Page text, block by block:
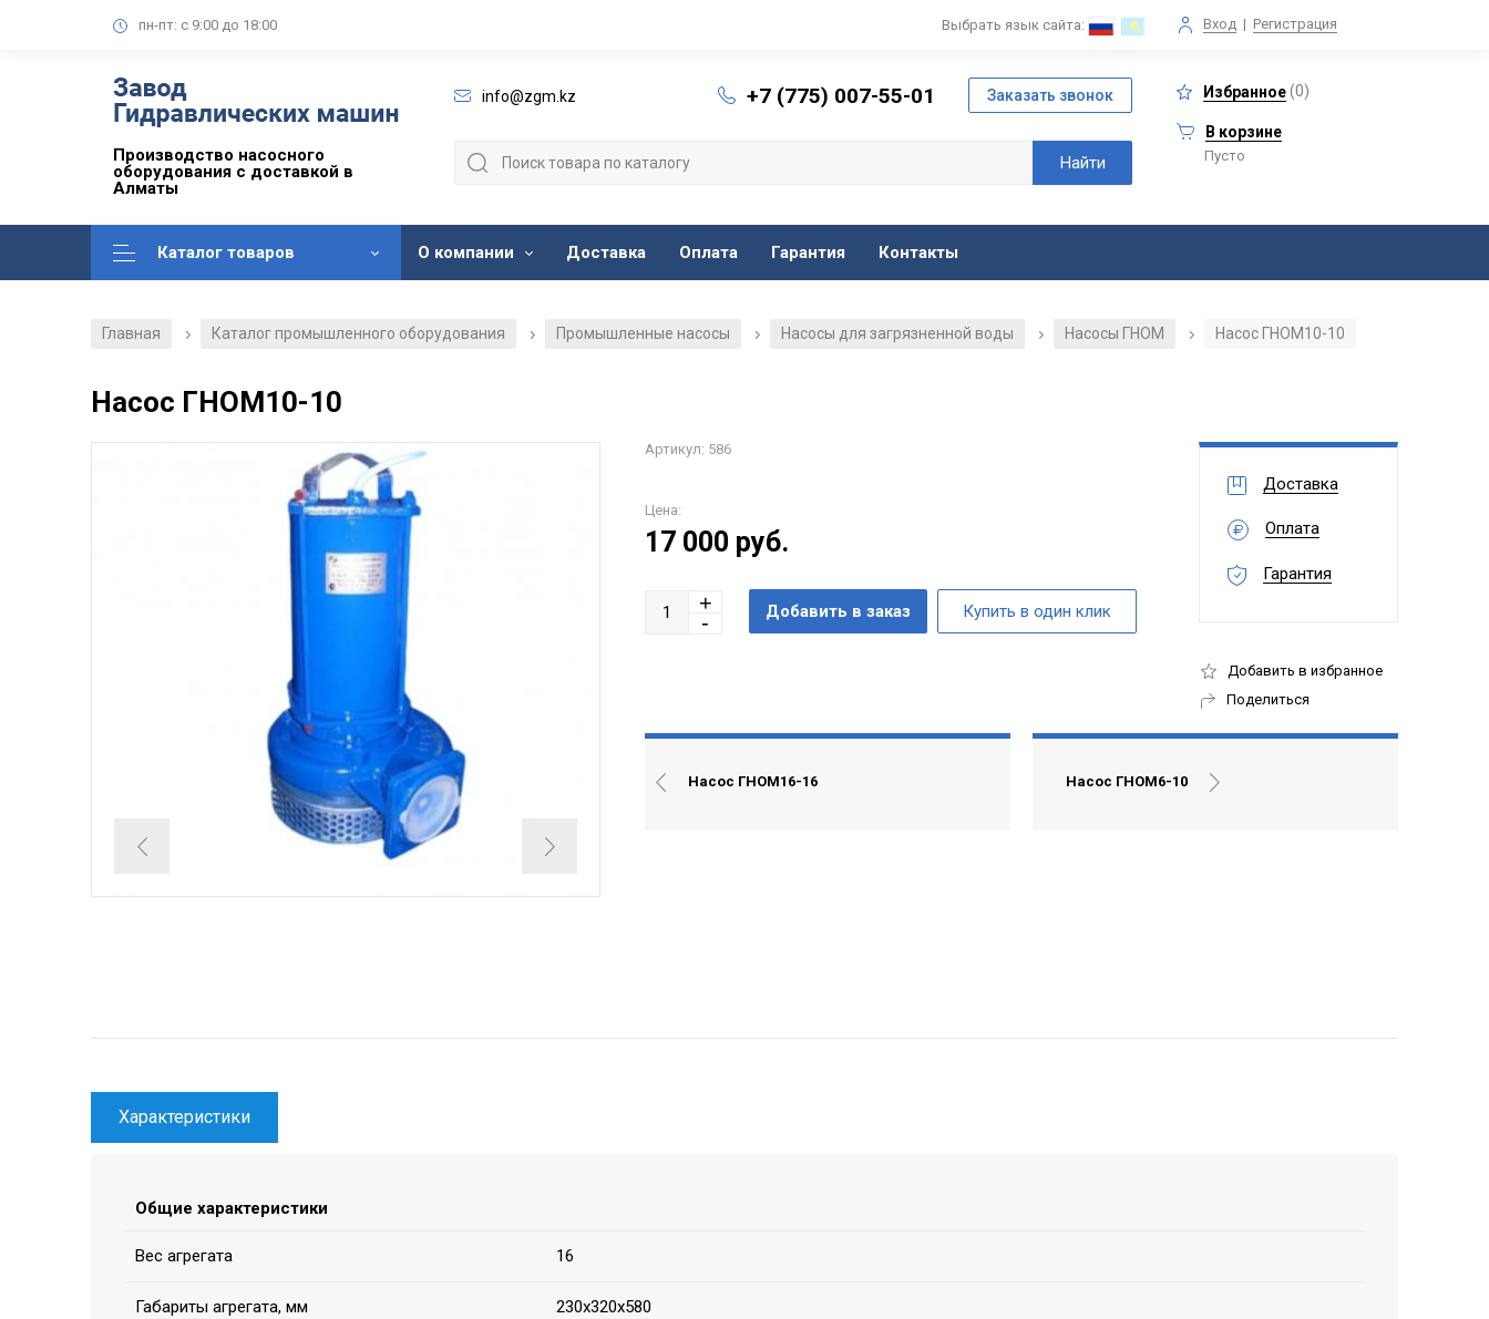
пн-пт: с 9:00 до 18:00 Вход | Регистрация
Выбрать язык сайта:
Производство насосного
оборудования с доставкой в
Алматы
info@zgm.kz +7 (775) 007-55-01 Избранное(0)
В корзине
Пусто
Каталог товаров О компании Доставка Оплата Гарантия Контакты
Главная / Каталог промышленного оборудования / Промышленные насосы / Насосы для загрязненной воды / Насосы ГНОМ / Насос ГНОМ10-10
Насос ГНОМ10-10
Артикул: 586
Цена:
17 000 руб.
Доставка
Оплата
Гарантия
Добавить в избранное
Поделиться
Насос ГНОМ16-16 Насос ГНОМ6-10
Характеристики
Общие характеристики
Вес агрегата 16
Габариты агрегата, мм 230х320х580